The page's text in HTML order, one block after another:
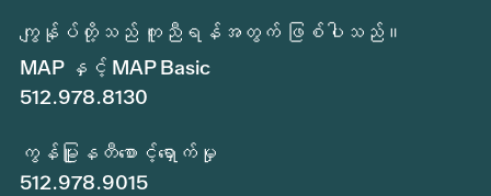
ကျွန်ုပ်တို့သည် ကူညီရန်အတွက် ဖြစ်ပါသည်။
MAP နှင့် MAP Basic
512.978.8130
ကွန်မြူနတီစောင့်ရှောက်မှု
512.978.9015